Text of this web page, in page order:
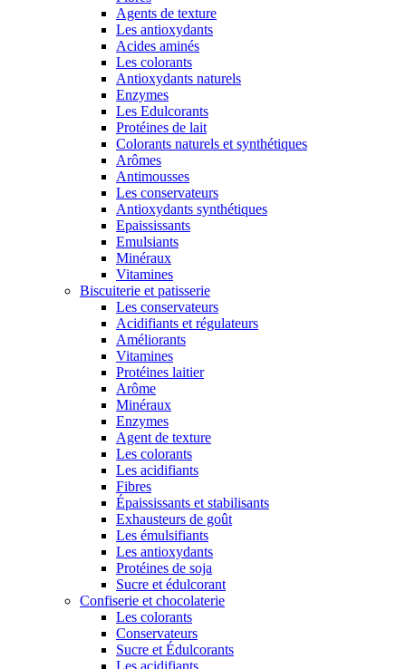
Agents de texture
Les antioxydants
Acides aminés
Les colorants
Antioxydants naturels
Enzymes
Les Edulcorants
Protéines de lait
Colorants naturels et synthétiques
Arômes
Antimousses
Les conservateurs
Antioxydants synthétiques
Epaississants
Emulsiants
Minéraux
Vitamines
Biscuiterie et patisserie
Les conservateurs
Acidifiants et régulateurs
Améliorants
Vitamines
Protéines laitier
Arôme
Minéraux
Enzymes
Agent de texture
Les colorants
Les acidifiants
Fibres
Épaississants et stabilisants
Exhausteurs de goût
Les émulsifiants
Les antioxydants
Protéines de soja
Sucre et édulcorant
Confiserie et chocolaterie
Les colorants
Conservateurs
Sucre et Édulcorants
Les acidifiants